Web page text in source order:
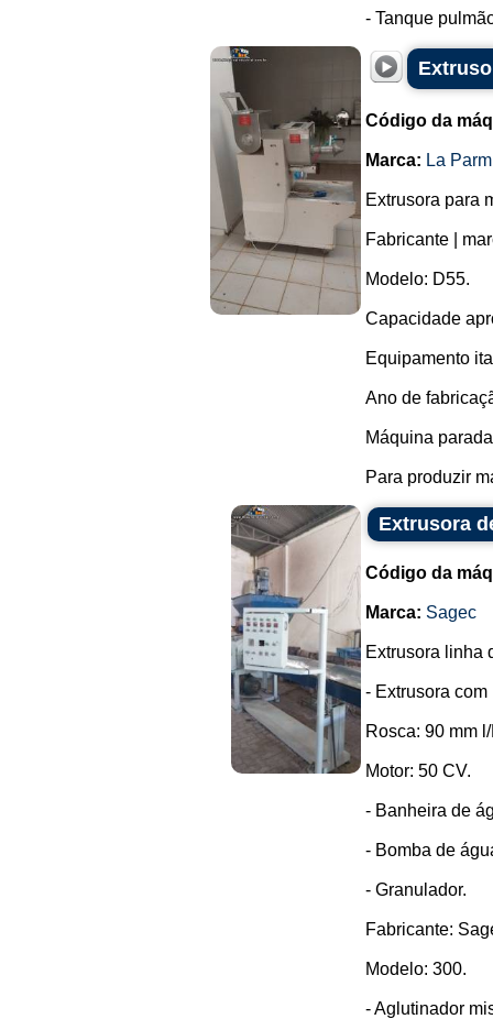
- Tanque
Código da
Marca: La
Extrusora para
Fabricante |
Modelo: D55.
Capacidade
Equipamento
Ano de
Máquina
Para produzir
Extrusora
Código da
Marca: Sagec
Extrusora linha
- Extrusora
Rosca: 90 mm
Motor: 50 CV.
- Banheira de
- Bomba de
- Granulador.
Fabricante:
Modelo: 300.
- Aglutinador